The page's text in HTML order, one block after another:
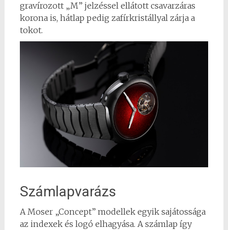
gravírozott „M” jelzéssel ellátott csavarzáras
korona is, hátlap pedig zafírkristállyal zárja a
tokot.
Számlapvarázs
A Moser „Concept” modellek egyik sajátossága
az indexek és logó elhagyása. A számlap így